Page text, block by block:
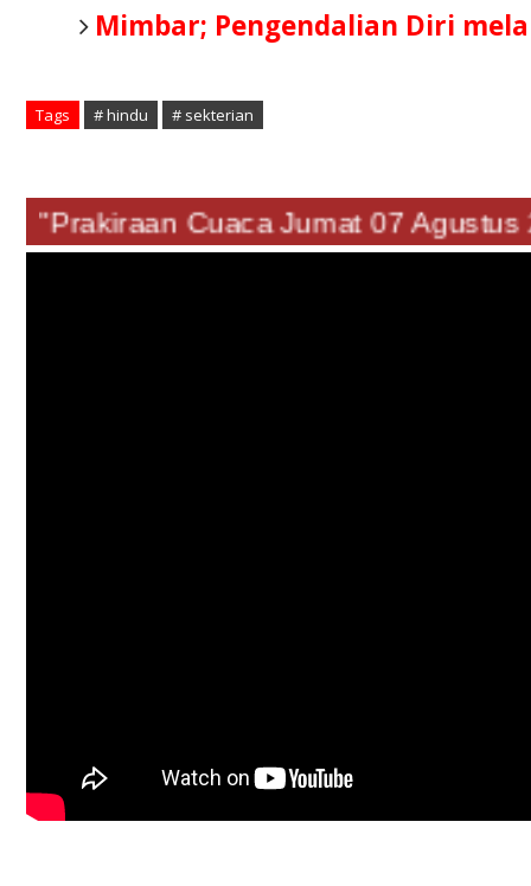
Mimbar; Pengendalian Diri
Tags # hindu # sekterian
"Prakiraan Cuaca Jumat 07